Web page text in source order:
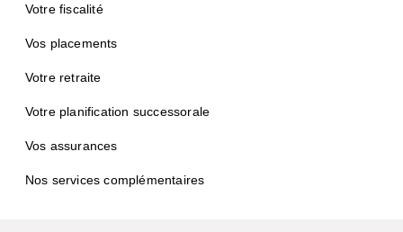
Votre fiscalité
Vos placements
Votre retraite
Votre planification successorale
Vos assurances
Nos services complémentaires